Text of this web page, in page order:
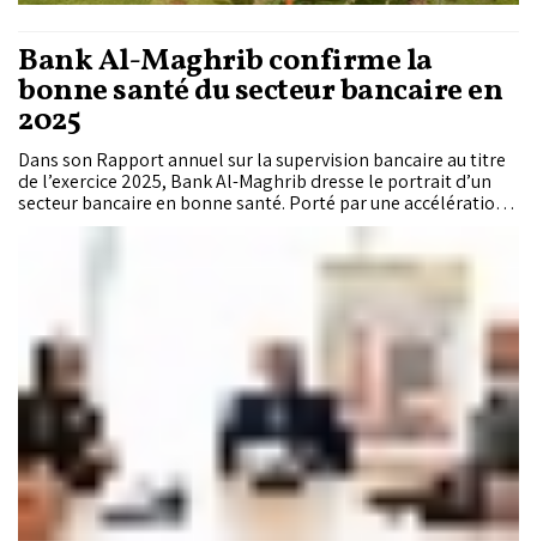
Bank Al-Maghrib confirme la
bonne santé du secteur bancaire en
2025
Dans son Rapport annuel sur la supervision bancaire au titre
de l’exercice 2025, Bank Al-Maghrib dresse le portrait d’un
secteur bancaire en bonne santé. Porté par une accélération
du crédit, une amélioration de la rentabilité et des niveaux de